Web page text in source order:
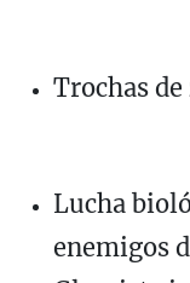
Trochas de
Lucha
enemigos